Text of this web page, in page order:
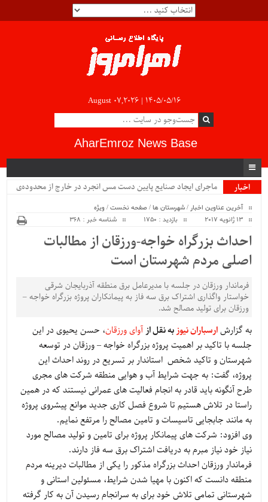
August 07,2026 | ۱۴۰۵/۰۵/۱۶
AharEmroz News Base
اخبار
ماجرای ایجاد صنایع پایین دست مس انجرد در خارج از محدوده‌ی
آخرین عناوین اخبار /شهرستان ها/صفحه نخست/ ویژه
13 ژانویه 2017
بازدید : 1750 شناسه خبر : 368
احداث بزرگراه خواجه-ورزقان از مطالبات
اصلی مردم شهرستان است
فرماندار ورزقان در جلسه با مدیرعامل برق منطقه آذربایجان شرقی
خواستار واگذاری اشتراک برق سه فاز به پیمانکاران پروژه بزرگراه خواجه –
ورزقان برای تولید مصالح شد.
به گزارشارسباران نیوز به نقل از آوای ورزقان، حسن یحیوی در این
جلسه با تاکید بر اهمیت پروژه بزرگراه خواجه – ورزقان در توسعه
شهرستان و تاکید شخص استاندار بر تسریع در روند احداث این
پروژه، گفت: به جهت شرایط آب و هوایی منطقه شرکت های مجری
طرح آنگونه باید قادر به انجام فعالیت های عمرانی نیستند که در همین
راستا در تلاش هستیم تا شروع فصل کاری جدید موانع پیشروی پروژه
به مانند جابجایی تاسیسات و تامین مصالح را مرتفع نمایم.
وی افزود: شرکت های پیمانکار پروژه برای تامین و تولید مصالح مورد
نیاز خود نیاز مبرم به دریافت اشتراک برق سه فاز دارند.
فرماندار ورزقان احداث بزرگراه مذکور را یکی از مطالبات دیرینه مردم
منطقه دانست که اکنون با مهیا شدن شرایط، مسئولین استانی و
شهرستانی تمامی تلاش خود برای به سرانجام رسیدن آن به کار گرفته